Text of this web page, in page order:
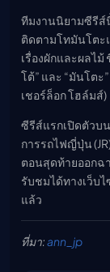
ทีมงานนิยามซีรีส์นี้
ติดตามโทมันโตะ
เรื่องผักและผลไม้
โต้” และ “มันโต
เชอร์ล็อก โฮล์มส์)
ซีรีส์แรกเปิดตัวบน
การรถไฟญี่ปุ่น
ตอนสุดท้ายออกฉ
รับชมได้ทางเว็บไ
แล้ว
ที่มา:ann_jp